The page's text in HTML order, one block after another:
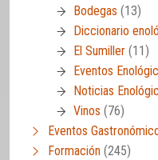
Bodegas (13)
Diccionario
El Sumiller (11)
Eventos
Noticias
Vinos (76)
Eventos
Formación (245)